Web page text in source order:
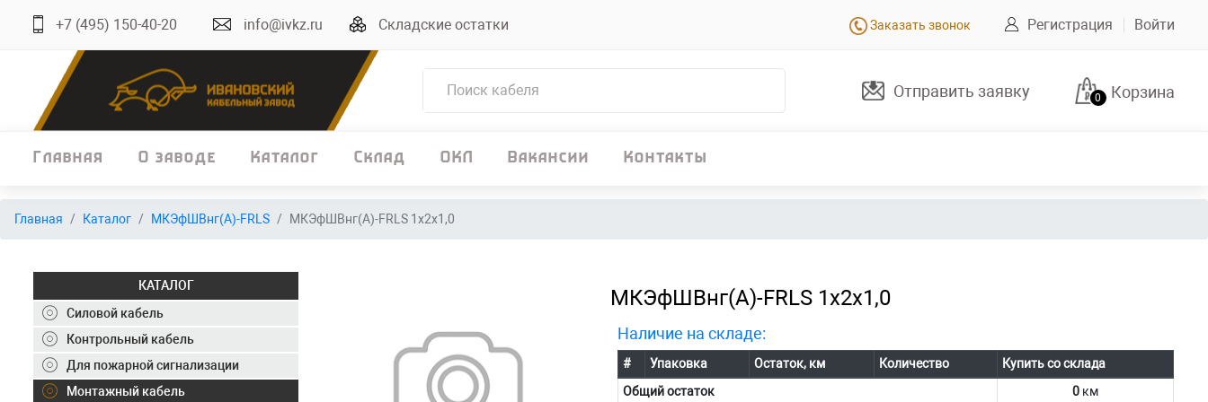
+7 (495) 150-40-20 info@ivkz.ru Складские остатки Заказать звонок Регистрация Войти
Отправить заявку 0 Корзина
Главная О заводе Каталог Склад ОКЛ Вакансии Контакты
Главная
Склад
ОКЛ
Вакансии
Главная Каталог МКЭфШВнг(А)-FRLS МКЭфШВнг(А)-FRLS 1х2х1,0
КАТАЛОГ
Силовой кабель
Контрольный кабель
Для пожарной сигнализации
Монтажный кабель
МКЭфШВнг(А)-FRLS 1х2х1,0
Наличие на складе:
# Упаковка Остаток, км Количество
Купить со склада
Общий остаток
0км